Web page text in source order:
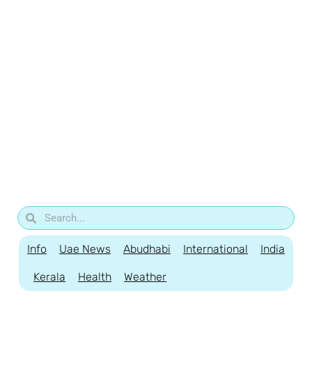
Info Uae News Abudhabi International India
Kerala Health Weather